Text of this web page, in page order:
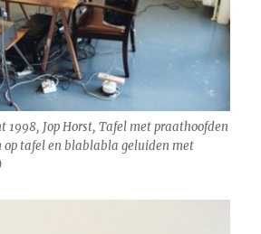
1998, Jop Horst, Tafel met praathoofden
tafel en blablabla geluiden met